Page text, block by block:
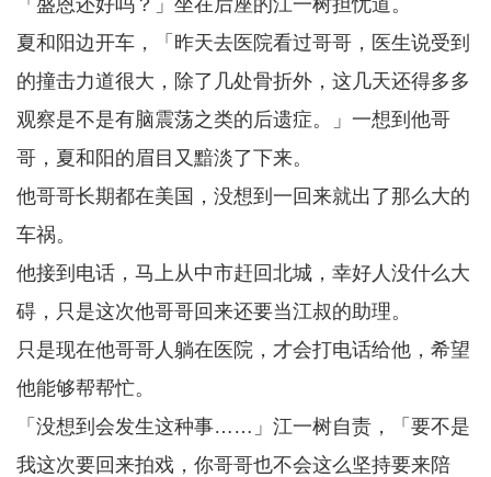
「盛恩还好吗？」坐在后座的江一树担忧道。
夏和阳边开车，「昨天去医院看过哥哥，医生说受到
的撞击力道很大，除了几处骨折外，这几天还得多多
观察是不是有脑震荡之类的后遗症。」一想到他哥
哥，夏和阳的眉目又黯淡了下来。
他哥哥长期都在美国，没想到一回来就出了那么大的
车祸。
他接到电话，马上从中市赶回北城，幸好人没什么大
碍，只是这次他哥哥回来还要当江叔的助理。
只是现在他哥哥人躺在医院，才会打电话给他，希望
他能够帮帮忙。
「没想到会发生这种事……」江一树自责，「要不是
我这次要回来拍戏，你哥哥也不会这么坚持要来陪